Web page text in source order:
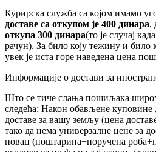
Курирска служба са којом имамо
доставе са откупом је 400 динара,
откупа 300 динара(то је случај
рачун). За било коју тежину и било
увек је иста горе наведена цена
Информације о достави за
Што се тиче слања пошиљака широм
следећа: Након обављене куповине
доставе за вашу земљу (цена
тако да нема универзалне цене за
новац (поштарина+поручена